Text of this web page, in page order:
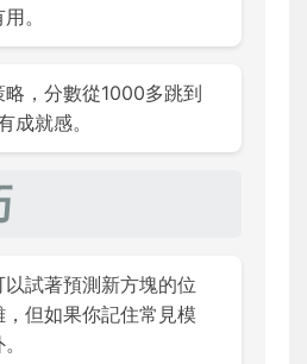
。
，分數從1000多跳到
成就感。
試著預測新方塊的位
但如果你記住常見模